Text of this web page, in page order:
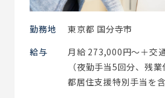
勤務地
東京都 国分寺市
給与
月給 273,000円～＋交
（夜勤手当5回分、残
都居住支援特別手当を含